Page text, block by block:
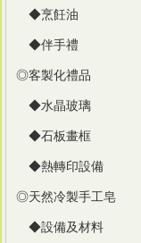
◆烹飪油
◆伴手禮
◎客製化禮品
◆水晶玻璃
◆石板畫框
◆熱轉印設備
◎天然冷製手工皂
◆設備及材料